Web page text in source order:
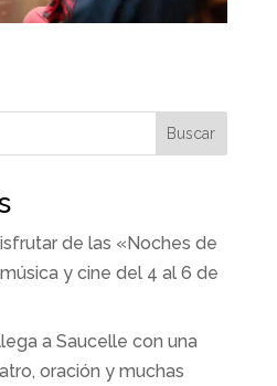
Buscar
de las «Noches de
y cine del 4 al 6 de
a Saucelle con una
oración y muchas